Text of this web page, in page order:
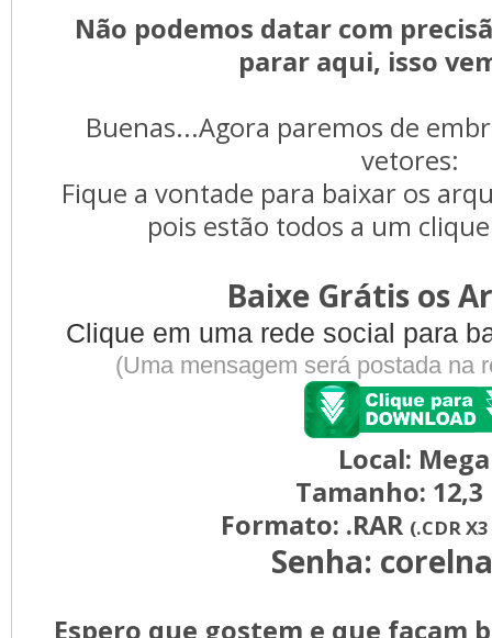
Não podemos datar com
parar aqui, isso
Buenas...Agora paremos de
vetores:
Fique a vontade para baixar os
pois estão todos a um
Baixe Grátis os
Clique em uma rede social para
(Uma mensagem será postada na
Local: Mega
Tamanho: 12,3
Formato: .RAR (.CDR
Senha:
Espero que gostem e que façam